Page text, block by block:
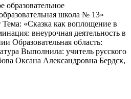
школа № 13»
Тема: «Сказка как воплощение в
внеурочная деятельность в
Образовательная область:
Выполнила: учитель русского
Оксана Александровна Бердск,